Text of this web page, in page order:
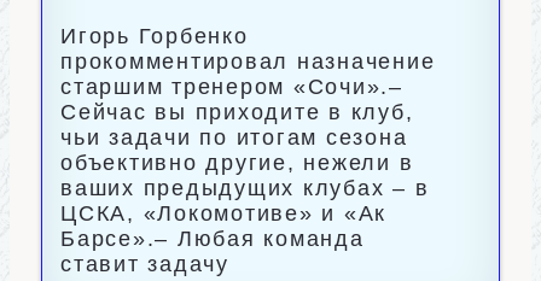
Игорь Горбенко
прокомментировал назначение
старшим тренером «Сочи».–
Сейчас вы приходите в клуб,
чьи задачи по итогам сезона
объективно другие, нежели в
ваших предыдущих клубах – в
ЦСКА, «Локомотиве» и «Ак
Барсе».– Любая команда
ставит задачу